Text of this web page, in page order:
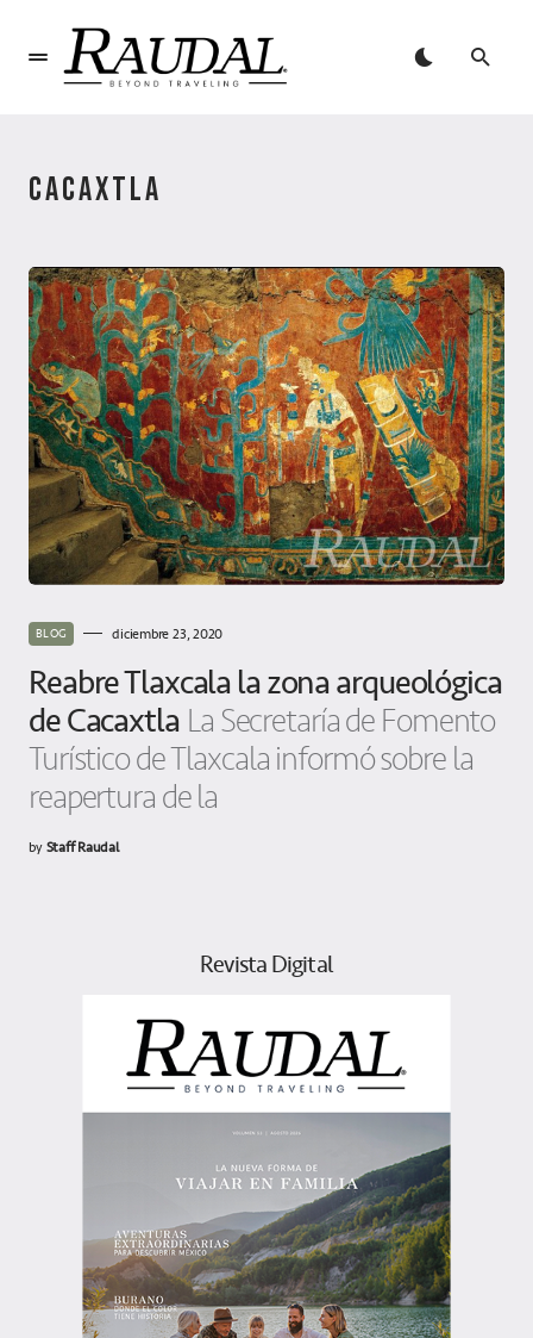
CACAXTLA
BLOG diciembre 23, 2020
Reabre Tlaxcala la zona arqueológica
de Cacaxtla La Secretaría de Fomento
Turístico de Tlaxcala informó sobre la
reapertura de la
byStaff Raudal
Revista Digital